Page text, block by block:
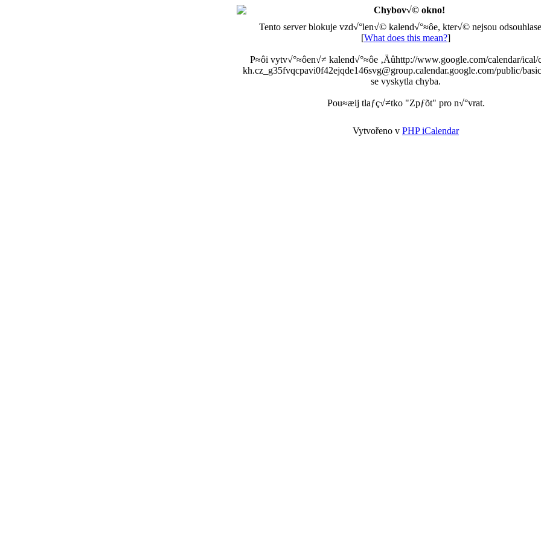
Chybov√© okno!
Tento server blokuje vzd√°len√© kalend√°≈ôe, kter√© nejsou
[What does this mean?]
P≈ôi vytv√°≈ôen√≠ kalend√°≈ôe ‚Äûhttp://www.google.com/calendar/ical/
kh.cz_g35fvqcpavi0f42ejqde146svg@group.calendar.google.com/public/
se vyskytla chyba.
Pou≈æij tlaƒç√≠tko "Zpƒõt" pro n√°vrat.
Vytvořeno v PHP iCalendar